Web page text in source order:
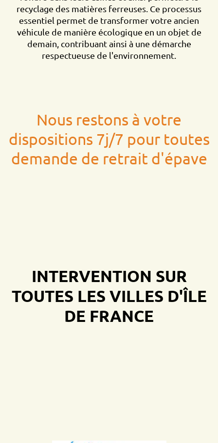
recyclage des matières ferreuses. Ce processus
essentiel permet de transformer votre ancien
véhicule de manière écologique en un objet de
demain, contribuant ainsi à une démarche
respectueuse de l'environnement.
Nous restons à votre
dispositions 7j/7 pour toutes
demande de retrait d'épave
INTERVENTION SUR
TOUTES LES VILLES D'ÎLE
DE FRANCE